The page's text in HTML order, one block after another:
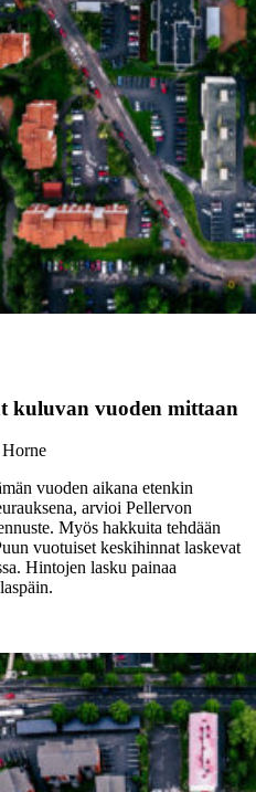
vuoden mittaan
vuoden aikana etenkin
arvioi Pellervon
Myös hakkuita tehdään
vuotuiset keskihinnat laskevat
Hintojen lasku painaa